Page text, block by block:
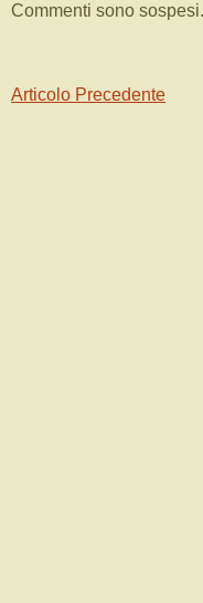
Commenti sono sospesi.
Articolo Precedente